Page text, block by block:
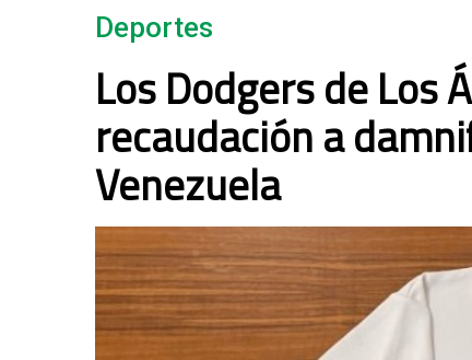
Deportes
Los Dodgers de Los
recaudación a
Venezuela